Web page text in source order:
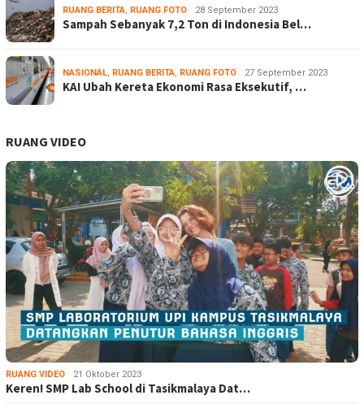
RUANG BERITA RUANG FOTO 28 September 2023
Sampah Sebanyak 7,2 Ton di Indonesia Bel…
NASIONAL RUANG BERITA RUANG FOTO 27 September 2023
KAI Ubah Kereta Ekonomi Rasa Eksekutif, …
RUANG VIDEO
RUANG VIDEO 21 Oktober 2023
Keren! SMP Lab School di Tasikmalaya Dat…